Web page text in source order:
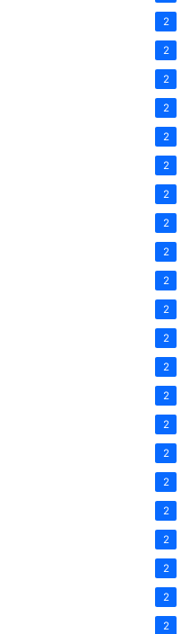
2
2
2
2
2
2
2
2
2
2
2
2
2
2
2
2
2
2
2
2
2
2